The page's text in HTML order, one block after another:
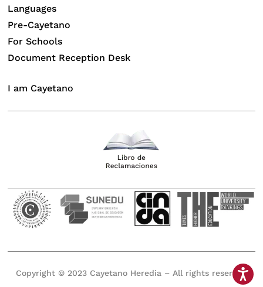
Languages
Pre-Cayetano
For Schools
Document Reception Desk
I am Cayetano
Copyright © 2023 Cayetano Heredia – All rights reserved